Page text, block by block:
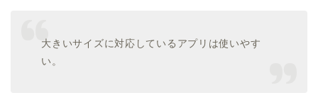
大きいサイズに対応しているアプリは使いやす
い。